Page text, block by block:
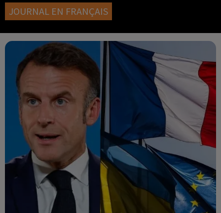
JOURNAL EN FRANÇAIS